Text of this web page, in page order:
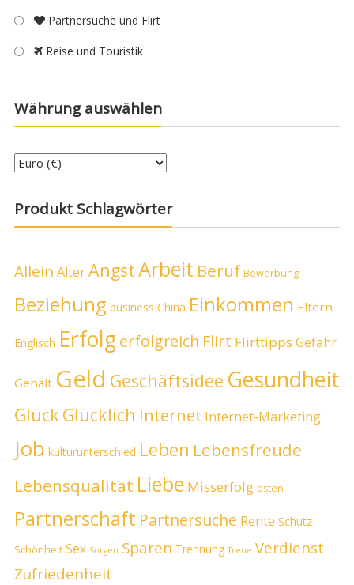
Partnersuche und Flirt
Reise und Touristik
Währung auswählen
Produkt Schlagwörter
Allein AlterAngstArbeit Beruf Bewerbung
Beziehung business China Einkommen Eltern
Englisch Erfolgerfolgreich Flirt Flirttipps Gefahr
Gehalt Geld Geschäftsidee Gesundheit
GlückGlücklich Internet Internet-Marketing
Job kulturunterschied Leben Lebensfreude
Lebensqualität Liebe Misserfolg osten
Partnerschaft Partnersuche Rente Schutz
Schönheit Sex Sorgen Sparen Trennung Treue Verdienst
Zufriedenheit